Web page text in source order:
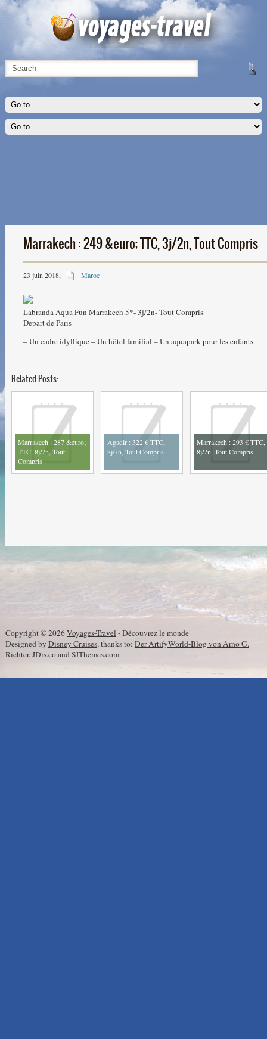
Voyages-travel - nos offres
Marrakech : 249 &euro; TTC, 3j/2n, Tout Compris
23 juin 2018, Maroc
Labranda Aqua Fun Marrakech 5*- 3j/2n- Tout Compris
Depart de Paris
– Un cadre idyllique – Un hôtel familial – Un aquapark pour les enfants
Related Posts:
Marrakech : 287 &euro;
TTC, 8j/7n, Tout
Compris
Agadir : 322 € TTC,
8j/7n, Tout Compris
Marrakech : 293 € TTC,
8j/7n, Tout Compris
Copyright © 2026Voyages-Travel - Découvrez le monde
Designed by Disney Cruises, thanks to: Der ArtifyWorld-Blog von Arno G.
Richter,JDis.coandSJThemes.com